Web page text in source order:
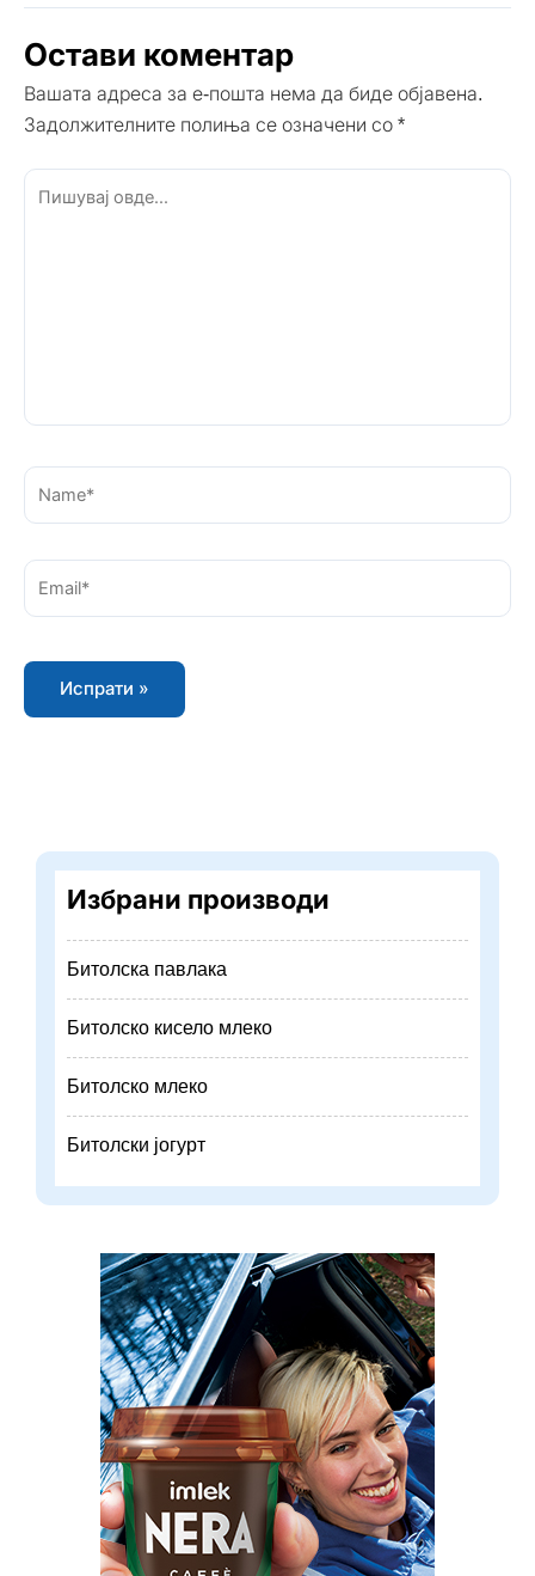
Остави коментар
Вашата адреса за е-пошта нема да биде објавена.
Задолжителните полиња се означени со *
Пишувај
овде...
Name*
Email*
Избрани производи
Битолска павлака
Битолско кисело млеко
Битолско млеко
Битолски јогурт